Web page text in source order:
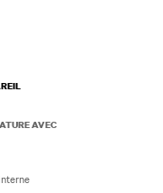
AVEC